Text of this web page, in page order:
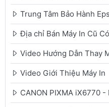
Trung Tâm Bảo Hành
Địa chỉ Bán Máy In Cũ
Video Hướng Dẫn Thay
Video Giới Thiệu Máy In
CANON PIXMA iX6770